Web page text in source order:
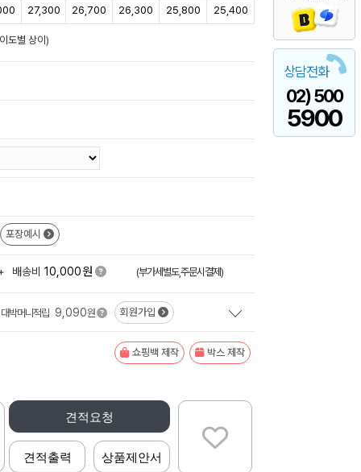
상담전화
02) 500
5900
27,300 26,700 26,300 25,800 25,400
도별 상이)
포장예시
배송비 10,000원 (부가세별도,주문시결제)
대박머니적립 9,090원 회원가입
쇼핑백 제작 박스 제작
견적요청
견적출력 상품제안서